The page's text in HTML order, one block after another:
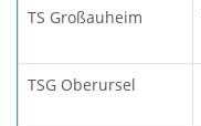
TS Großauheim
TSG Oberursel